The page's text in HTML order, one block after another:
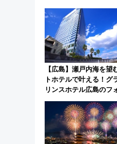
【広島】瀬戸内海を望
トホテルで叶える！グ
リンスホテル広島のフ
ディング＆カジュアル
ープラン